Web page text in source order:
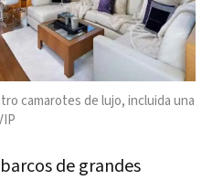
camarotes de lujo, incluida una
de grandes